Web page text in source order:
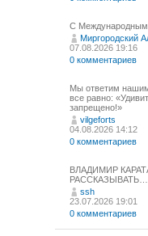
С
Миргородский
07.08.2026 19:16
0 комментариев
Мы ответим
все равно:
запрещено!»
vilgeforts
04.08.2026 14:12
0 комментариев
ВЛАДИМИР
РАССКАЗЫВАТЬ…
ssh
23.07.2026 19:01
0 комментариев